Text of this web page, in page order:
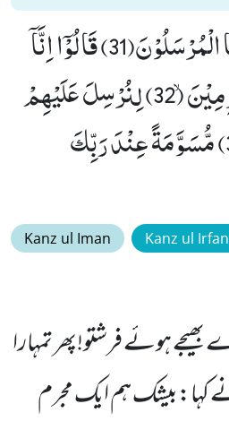
قَالَ فَمَا خَطْبُكُمْ اَیُّهَا الْمُرْسَلُوْنَ(31) قَالُوْۤا اِنَّاۤ
اُرْسِلْنَاۤ اِلٰى قَوْمٍ مُّجْرِمِیْنَۙ (32) لِنُرْسِلَ عَلَیْهِمْ
حِجَارَةً مِّنْ طِیْنٍۙ (33) مُّسَوَّمَةً عِنْدَ رَبِّكَ
Kanz ul Iman Kanz ul Irfan
بھیجے ہوئے فرشتو!پھر تمہارا
کہا:بیشک ہم ایک مجرم